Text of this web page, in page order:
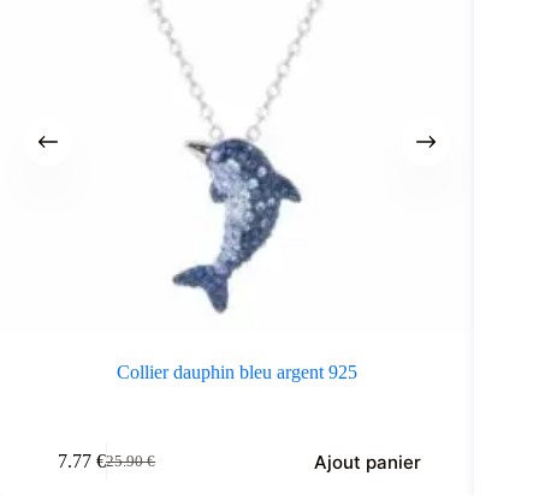
Collier dauphin bleu argent 925
25.90€
Le
7.77€Le
Ajout panier